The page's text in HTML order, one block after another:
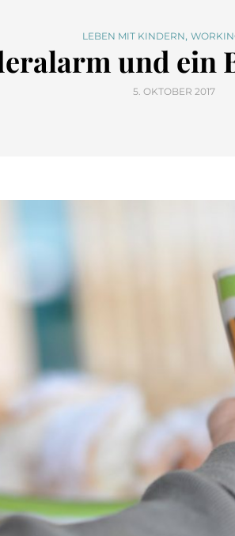
LEBEN MIT KINDERN,
und ein
5. OKTOBER 2017